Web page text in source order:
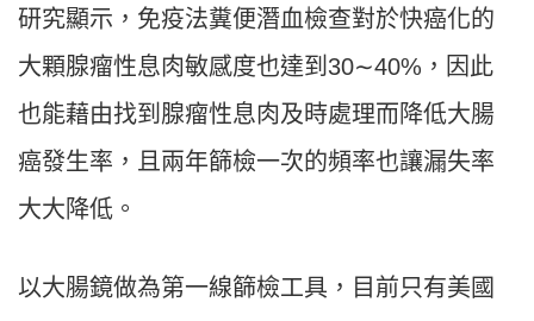
研究顯示，免疫法糞便潛血檢查對於快癌化的
大顆腺瘤性息肉敏感度也達到30∼40%，因此
也能藉由找到腺瘤性息肉及時處理而降低大腸
癌發生率，且兩年篩檢一次的頻率也讓漏失率
大大降低。
以大腸鏡做為第一線篩檢工具，目前只有美國